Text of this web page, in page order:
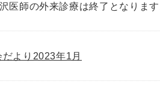
医師の外来診療は終了となります
だより2023年1月